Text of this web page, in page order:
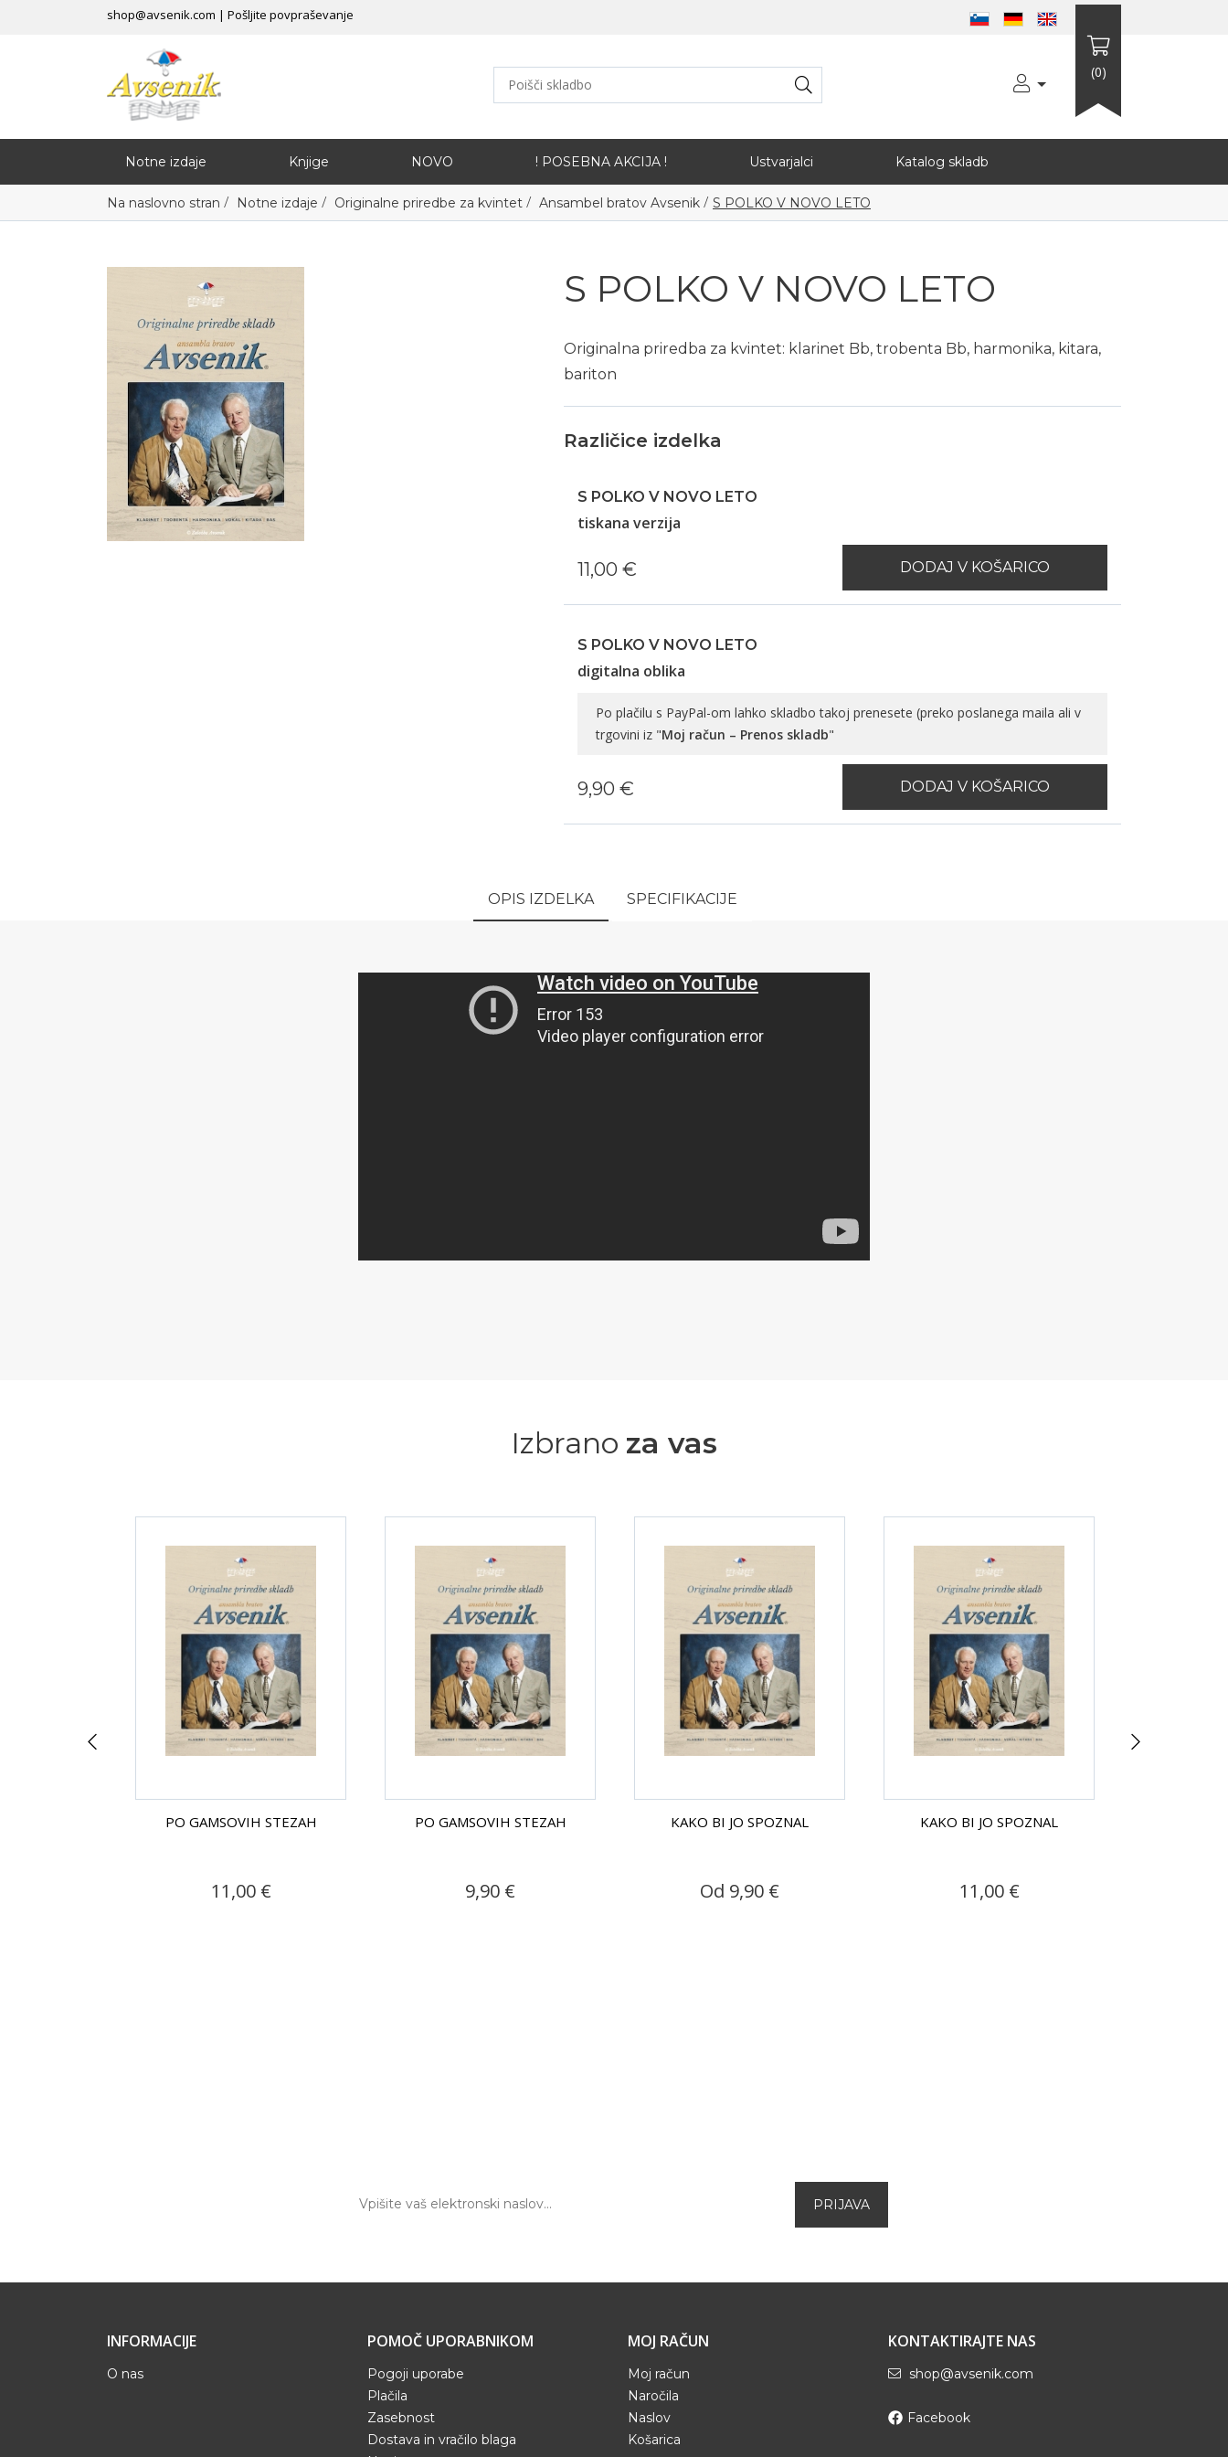
shop@avsenik.com | Pošljite povpraševanje
(0)
Notne izdaje Knjige NOVO ! POSEBNA AKCIJA ! Ustvarjalci Katalog skladb
Na naslovno stran / Notne izdaje / Originalne priredbe za kvintet / Ansambel bratov Avsenik / S POLKO V NOVO LETO
S POLKO V NOVO LETO
Originalna priredba za kvintet: klarinet Bb, trobenta Bb, harmonika, kitara,
bariton
Različice izdelka
S POLKO V NOVO LETO
tiskana verzija
11,00 € DODAJ V KOŠARICO
S POLKO V NOVO LETO
digitalna oblika
Po plačilu s PayPal-om lahko skladbo takoj prenesete (preko poslanega maila ali v
trgovini iz "Moj račun – Prenos skladb"
9,90 € DODAJ V KOŠARICO
OPIS IZDELKA SPECIFIKACIJE
Izbrano za vas
PO GAMSOVIH STEZAH
11,00 €
PO GAMSOVIH STEZAH
9,90 €
KAKO BI JO SPOZNAL
Od 9,90 €
KAKO BI JO SPOZNAL
11,00 €
INFORMACIJE
O nas
POMOČ UPORABNIKOM
Pogoji uporabe
Plačila
Zasebnost
Dostava in vračilo blaga
MOJ RAČUN
Moj račun
Naročila
Naslov
Košarica
KONTAKTIRAJTE NAS
shop@avsenik.com
Facebook